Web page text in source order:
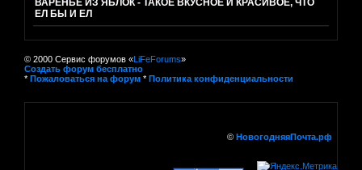
ЕЛ БЫ И ЕЛ
© 2000 Сервис форумов «LiFeForums»
Создать форум бесплатно
* Пожаловаться на форум * Политика конфиденциальности
© НовогодняяПочта.рф